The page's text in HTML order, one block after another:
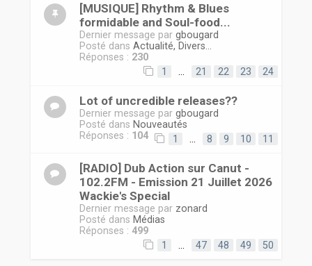
[MUSIQUE] Rhythm & Blues
formidable and Soul-food...
Dernier message par gbougard
Posté dans Actualité, Divers...
Réponses : 230
1
21 22 23 24
Lot of uncredible releases??
Dernier message par gbougard
Posté dans Nouveautés
Réponses : 104 1 8 9 10 11
[RADIO] Dub Action sur Canut -
102.2FM - Emission 21 Juillet 2026
Wackie's Special
Dernier message par zonard
Posté dans Médias
Réponses : 499
1
47 48 49 50